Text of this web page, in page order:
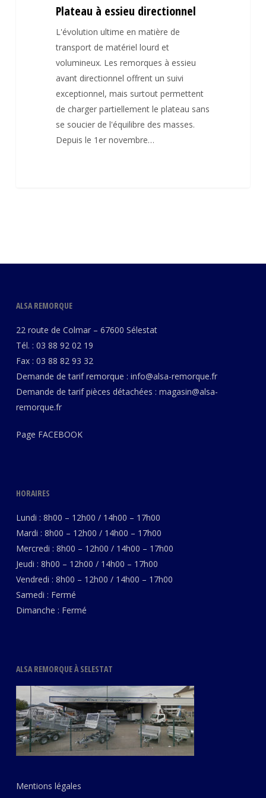
Plateau à essieu directionnel
L'évolution ultime en matière de
transport de matériel lourd et
volumineux. Les remorques à essieu
avant directionnel offrent un suivi
exceptionnel, mais surtout permettent
de charger partiellement le plateau sans
se soucier de l'équilibre des masses.
Depuis le 1er novembre…
ALSA REMORQUE
22 route de Colmar – 67600 Sélestat
Tél. : 03 88 92 02 19
Fax : 03 88 82 93 32
Demande de tarif remorque : info@alsa-remorque.fr
Demande de tarif pièces détachées : magasin@alsa-
remorque.fr
Page FACEBOOK
HORAIRES
Lundi : 8h00 – 12h00 / 14h00 – 17h00
Mardi : 8h00 – 12h00 / 14h00 – 17h00
Mercredi : 8h00 – 12h00 / 14h00 – 17h00
Jeudi : 8h00 – 12h00 / 14h00 – 17h00
Vendredi : 8h00 – 12h00 / 14h00 – 17h00
Samedi : Fermé
Dimanche : Fermé
ALSA REMORQUE À SELESTAT
Mentions légales